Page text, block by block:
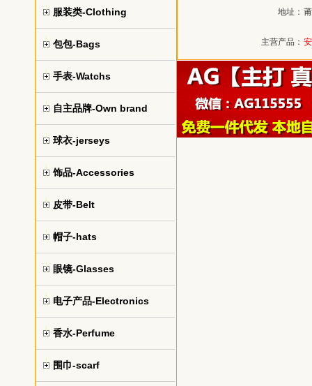
服装类-Clothing
包包-Bags
手表-Watchs
自主品牌-Own brand
球衣-jerseys
饰品-Accessories
皮带-Belt
帽子-hats
眼镜-Glasses
电子产品-Electronics
香水-Perfume
围巾-scarf
地址：
主营产品：